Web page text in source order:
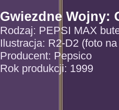
Gwiezdne Wojny:
Rodzaj: PEPSI MAX
Ilustracja: R2-D2 (foto
Producent: Pepsico
Rok produkcji: 1999